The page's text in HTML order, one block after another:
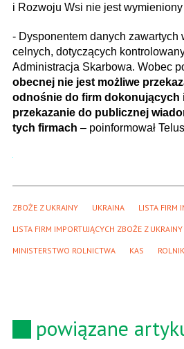
i Rozwoju Wsi nie jest
- Dysponentem danych zawartych
celnych, dotyczących
Administracja Skarbowa. Wobec
obecnej nie jest możliwe
odnośnie do firm dokonujących
przekazanie do publicznej
tych firmach – poinformował
ZBOŻE Z UKRAINY UKRAINA LISTA FIRM
LISTA FIRM IMPORTUJĄCYCH ZBOŻE Z UKRAINY
MINISTERSTWO ROLNICTWA KAS ROLNIK
powiązane